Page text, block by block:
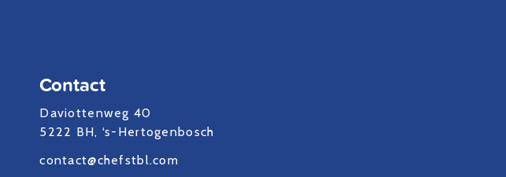
Contact
Daviottenweg 40
5222 BH, ‘s-Hertogenbosch
contact@chefstbl.com